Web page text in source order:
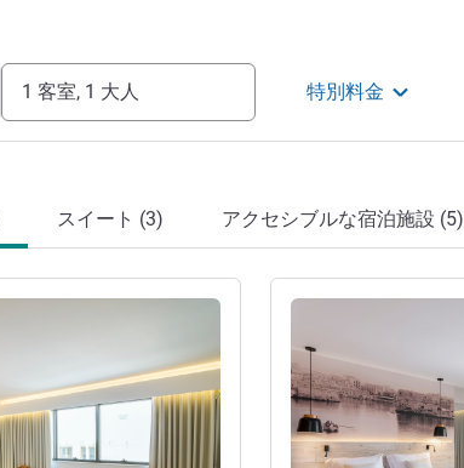
1 客室, 1 大人 特別料金
スイート (3) アクセシブルな宿泊施設 (5)
詳細を表示